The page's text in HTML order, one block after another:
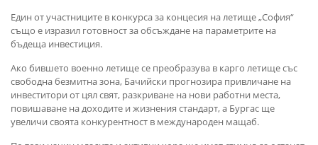
Един от участниците в конкурса за концесия на летище „София“
също е изразил готовност за обсъждане на параметрите на
бъдеща инвестиция.
Ако бившето военно летище се преобразува в карго летище със
свободна безмитна зона, Бачийски прогнозира привличане на
инвеститори от цял свят, разкриване на нови работни места,
повишаване на доходите и жизнения стандарт, а Бургас ще
увеличи своята конкурентност в международен мащаб.